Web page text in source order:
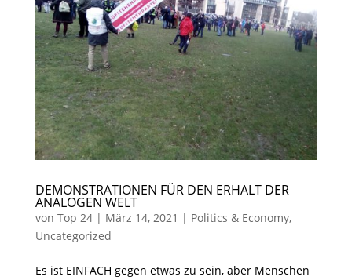
DEMONSTRATIONEN FÜR DEN ERHALT DER
ANALOGEN WELT
von Top 24| März 14, 2021 | Politics & Economy,
Uncategorized
Es ist EINFACH gegen etwas zu sein, aber Menschen